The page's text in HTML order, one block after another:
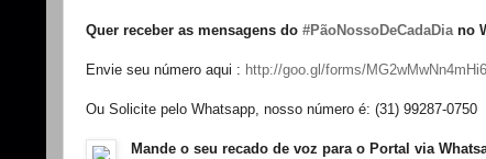
Quer receber as mensagens do #‎PãoNossoDeCadaDia‬no
Envie seu número aqui : http://goo.gl/forms/
Ou Solicite pelo Whatsapp, nosso número é: (31) 99287-0750
Mande o seu recado de voz para o Portal via